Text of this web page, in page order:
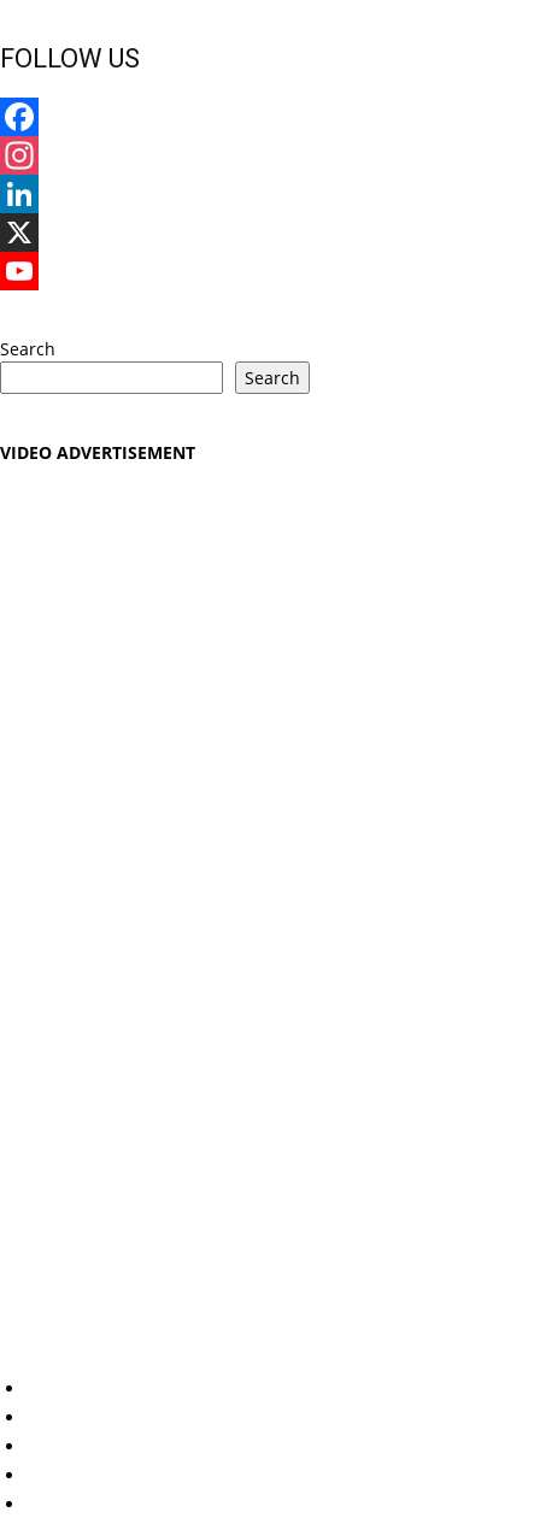
FOLLOW US
Facebook
Instagram
LinkedIn
X
Search
Search
VIDEO ADVERTISEMENT